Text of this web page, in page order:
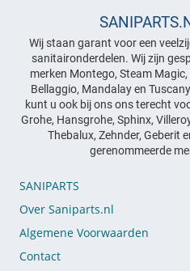
Wij staan garant voor een
sanitaironderdelen. Wij zijn
merken Montego, Steam
Bellaggio, Mandalay en
kunt u ook bij ons ons terecht
Grohe, Hansgrohe, Sphinx,
Thebalux, Zehnder, Geberit
gerenommeerde
SANIPARTS
Over Saniparts.nl
Algemene Voorwaarden
Contact